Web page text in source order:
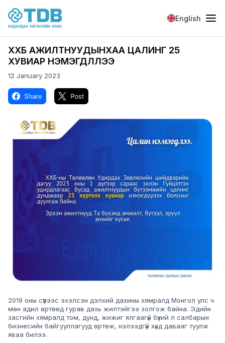
Skip to main content
English
ХХБ АЖИЛТНУУДЫНХАА ЦАЛИНГ 25
ХУВИАР НЭМЭГДҮҮЛЛЭЭ
12 January 2023
Image Image
2019 оны сүүлээс эхэлсэн дэлхий дахины хямралд Монгол улс ч
мөн адил өртөөд гурав дахь жилтэйгээ золгож байна. Эдийн
засгийн хямралд том, дунд, жижиг ялгаагүй бүхий л салбарын
бизнесийн байгууллагууд өртөж, нэлээдгүй хүнд давааг туулж
яваа билээ.